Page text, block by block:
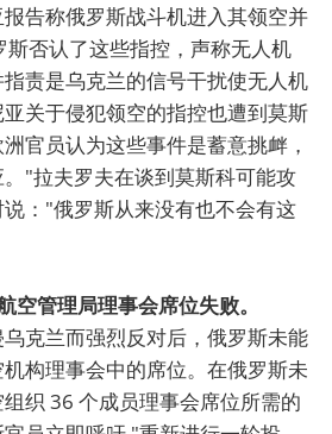
告称俄罗斯战斗机进入其领空并
否认了这些指控，声称无人机
责是乌克兰的信号干扰使无人机
关于侵犯领空的指控也遭到莫斯
官员认为这些事件是蓄意挑衅，
"拉夫罗夫在谈到莫斯科可能攻
："俄罗斯从来没有也不会有这
空管理局理事会席位失败。
克兰而强烈反对后，俄罗斯未能
构理事会中的席位。在俄罗斯未
织 36 个成员理事会席位所需的